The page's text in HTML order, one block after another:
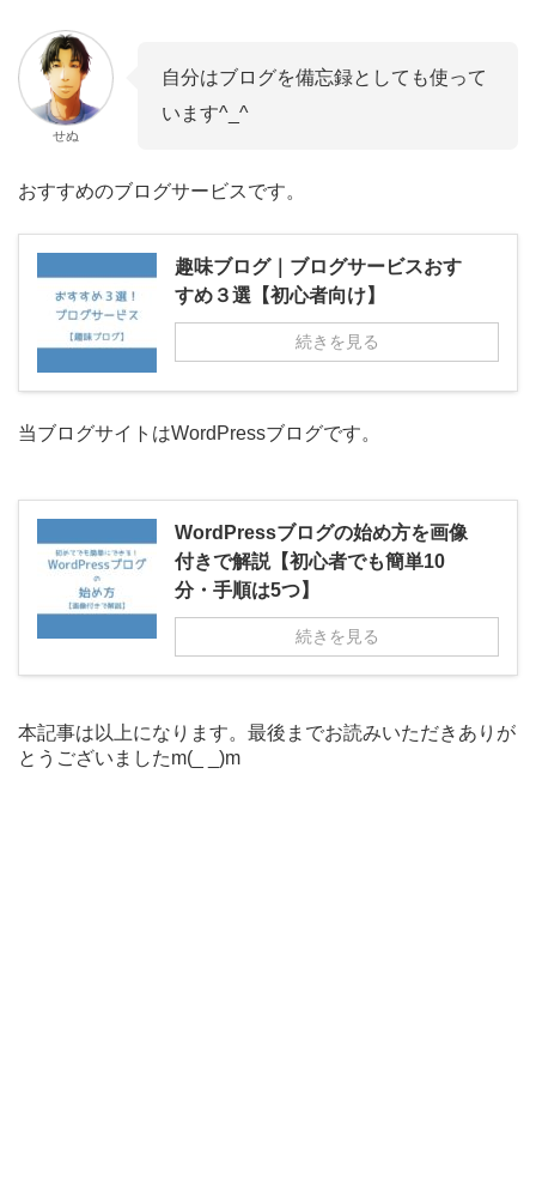
せぬ
自分はブログを備忘録としても使って
います^_^
おすすめのブログサービスです。
趣味ブログ｜ブログサービスおす
すめ３選【初心者向け】
続きを見る
当ブログサイトはWordPressブログです。
WordPressブログの始め方を画像
付きで解説【初心者でも簡単10
分・手順は5つ】
続きを見る
本記事は以上になります。 最後までお読みいただきありが
とうございましたm(_ _)m